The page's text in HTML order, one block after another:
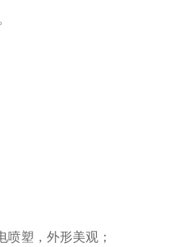
塑，外形美观；